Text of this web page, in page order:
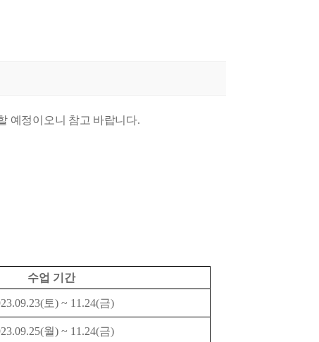
예정이오니 참고 바랍니다.
수업 기간
토) ~ 11.24(금)
월) ~ 11.24(금)